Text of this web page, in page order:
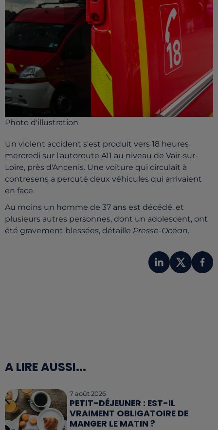
Photo d'illustration
Un violent accident s'est produit vers 18 heures
mercredi sur l'autoroute A11 au niveau de Vair-sur-
Loire, près d'Ancenis. Une voiture qui circulait à
contresens a percuté deux véhicules qui arrivaient
en face.
Au moins un homme de 37 ans est décédé, et
plusieurs autres personnes, dont un adolescent, ont
été gravement blessées, détaille Presse-Océan.
A LIRE AUSSI...
7 août 2026
PETIT-DÉJEUNER : EST-IL
VRAIMENT OBLIGATOIRE DE
MANGER LE MATIN ?